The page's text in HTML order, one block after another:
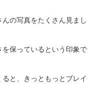
の写真をたくさん見まし
保っているという印象で
と、きっともっとブレイ